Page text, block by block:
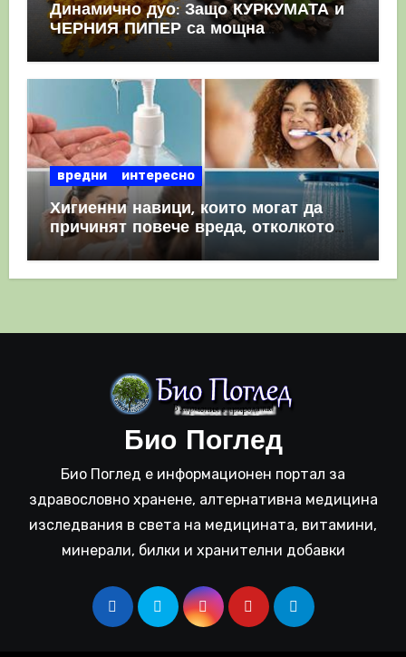
Динамично дуо: Защо КУРКУМАТА и
ЧЕРНИЯ ПИПЕР са мощна
комбинация
вредни интересно
Хигиенни навици, които могат да
причинят повече вреда, отколкото
полза
Био Поглед
Био Поглед е информационен портал за
здравословно хранене, алтернативна медицина
изследвания в света на медицината, витамини,
минерали, билки и хранителни добавки